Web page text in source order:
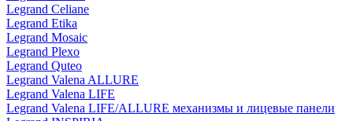
Legrand Celiane
Legrand Etika
Legrand Mosaic
Legrand Plexo
Legrand Quteo
Legrand Valena ALLURE
Legrand Valena LIFE
Legrand Valena LIFE/ALLURE механизмы и лицевые панели